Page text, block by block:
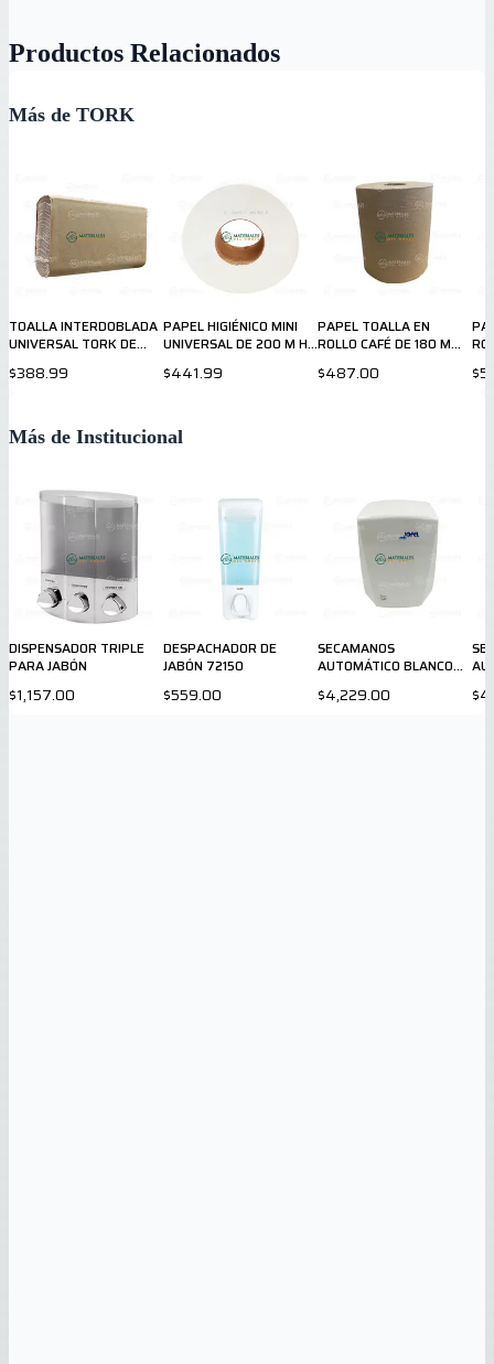
Productos Relacionados
Más de TORK
TOALLA INTERDOBLADA
UNIVERSAL TORK DE
$388.99
PAPEL HIGIÉNICO MINI
UNIVERSAL DE 200 M HD
$441.99
PAPEL TOALLA EN
ROLLO CAFÉ DE 180 M
$487.00
Más de Institucional
DISPENSADOR TRIPLE
PARA JABÓN
$1,157.00
DESPACHADOR DE
JABÓN 72150
$559.00
SECAMANOS
AUTOMÁTICO BLANCO
$4,229.00